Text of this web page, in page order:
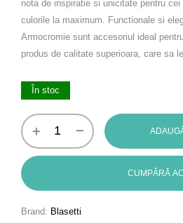
nota de inspiratie si unicitate pentru
culorile la maximum. Functionale si
Armocromie sunt accesoriul ideal
produs de calitate superioara, care sa
În stoc
CUMPĂRĂ
Brand: Blasetti